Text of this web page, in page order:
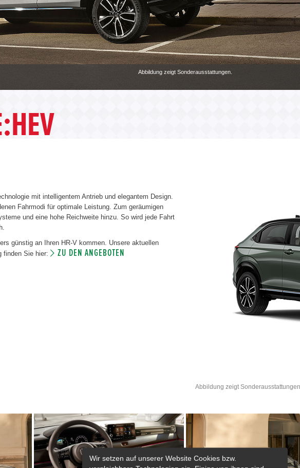
Abbildung zeigt Sonderausstattungen.
mit intelligentem Antrieb und elegantem Design.
Fahrmodi für optimale Leistung. Zum geräumigen
und eine hohe Reichweite hinzu. So wird jede Fahrt
günstig an Ihren HR-V kommen. Unsere aktuellen
finden Sie hier:
ZU DEN ANGEBOTEN
Abbildung zeigt
Wir setzen auf unserer Website Cookies bzw.